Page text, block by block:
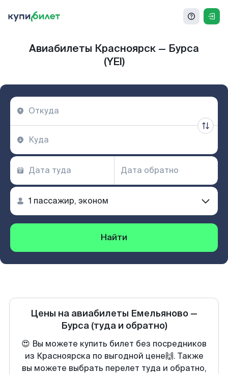
Авиабилеты Красноярск — Бурса
(YEI)
Найти
Цены на авиабилеты Емельяново —
Бурса (туда и обратно)
😍 Вы можете купить билет без посредников
из Красноярска по выгодной цене🙌. Также
вы можете выбрать перелет туда и обратно,